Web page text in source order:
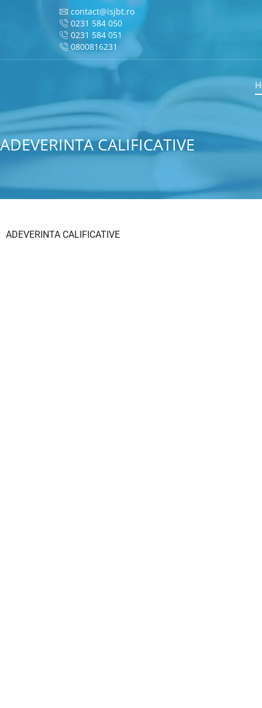
contact@isjbt.ro
0231 584 050
0231 584 051
0800816231
ADEVERINTA CALIFICATIVE
ADEVERINTA CALIFICATIVE